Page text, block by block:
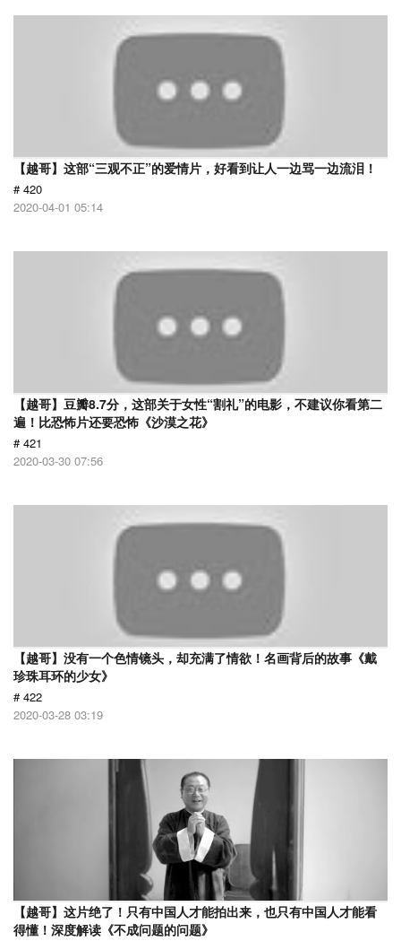
【越哥】这部“三观不正”的爱情片，好看到让人一边骂一边流泪！
# 420
2020-04-01 05:14
【越哥】豆瓣8.7分，这部关于女性“割礼”的电影，不建议你看第二
遍！比恐怖片还要恐怖《沙漠之花》
# 421
2020-03-30 07:56
【越哥】没有一个色情镜头，却充满了情欲！名画背后的故事《戴
珍珠耳环的少女》
# 422
2020-03-28 03:19
【越哥】这片绝了！只有中国人才能拍出来，也只有中国人才能看
得懂！深度解读《不成问题的问题》